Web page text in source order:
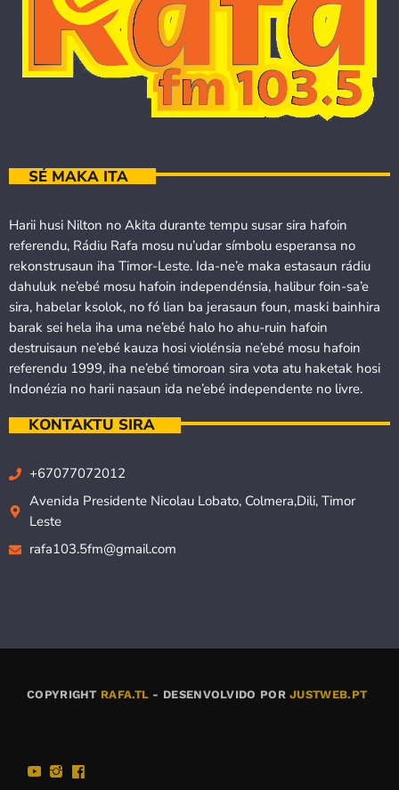
SÉ MAKA ITA
Harii husi Nilton no Akita durante tempu susar sira hafoin
referendu, Rádiu Rafa mosu nu’udar símbolu esperansa no
rekonstrusaun iha Timor-Leste. Ida-ne’e maka estasaun rádiu
dahuluk ne’ebé mosu hafoin independénsia, halibur foin-sa’e
sira, habelar ksolok, no fó lian ba jerasaun foun, maski bainhira
barak sei hela iha uma ne’ebé halo ho ahu-ruin hafoin
destruisaun ne’ebé kauza hosi violénsia ne’ebé mosu hafoin
referendu 1999, iha ne’ebé timoroan sira vota atu haketak hosi
Indonézia no harii nasaun ida ne’ebé independente no livre.
KONTAKTU SIRA
+67077072012
Avenida Presidente Nicolau Lobato, Colmera,Dili, Timor
Leste
rafa103.5fm@gmail.com
COPYRIGHT RAFA.TL - DESENVOLVIDO PORJUSTWEB.PT